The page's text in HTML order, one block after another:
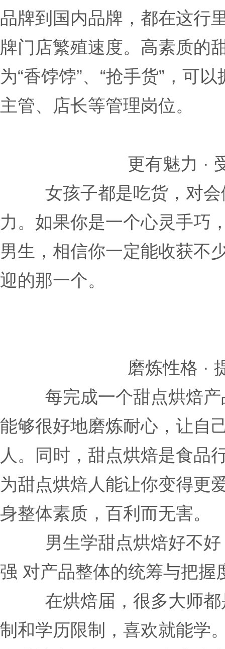
品牌到国内品牌，都在这行
牌门店繁殖速度。高素质的
为“香饽饽”、“抢手货”，可
主管、店长等管理岗位。
更有魅力
女孩子都是吃货，对
力。如果你是一个心灵手巧
男生，相信你一定能收获不
迎的那一个。
磨炼性格
每完成一个甜点烘焙
能够很好地磨炼耐心，让自
人。同时，甜点烘焙是食品
为甜点烘焙人能让你变得更
身整体素质，百利而无害。
男生学甜点烘焙好不
强 对产品整体的统筹与把握
在烘焙届，很多大师
制和学历限制，喜欢就能学